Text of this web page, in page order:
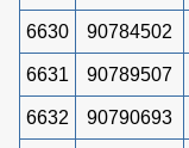
6630 90784502
6631 90789507
6632 90790693